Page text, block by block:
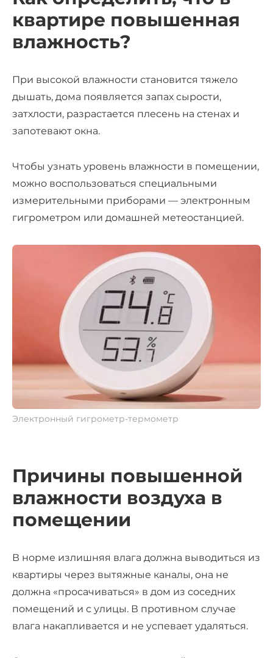
квартире повышенная
влажность?
При высокой влажности становится тяжело
дышать, дома появляется запах сырости,
затхлости, разрастается плесень на стенах и
запотевают окна.
Чтобы узнать уровень влажности в помещении,
можно воспользоваться специальными
измерительными приборами — электронным
гигрометром или домашней метеостанцией.
Электронный гигрометр-термометр
Причины повышенной
влажности воздуха в
помещении
В норме излишняя влага должна выводиться из
квартиры через вытяжные каналы, она не
должна «просачиваться» в дом из соседних
помещений и с улицы. В противном случае
влага накапливается и не успевает удаляться.